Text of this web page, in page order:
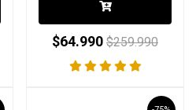
$64.990 $259.990